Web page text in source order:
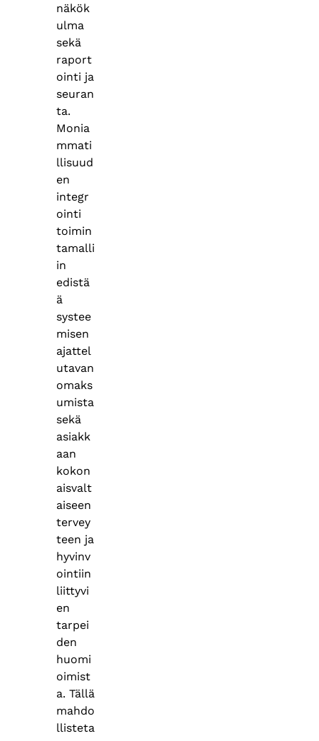
näkök
ulma
sekä
raport
ointi ja
seuran
ta.
Monia
mmati
llisuud
en
integr
ointi
toimin
tamalli
in
edistä
ä
systee
misen
ajattel
utavan
omaks
umista
sekä
asiakk
aan
kokon
aisvalt
aiseen
tervey
teen ja
hyvinv
ointiin
liittyvi
en
tarpei
den
huomi
oimist
a. Tällä
mahdo
llisteta